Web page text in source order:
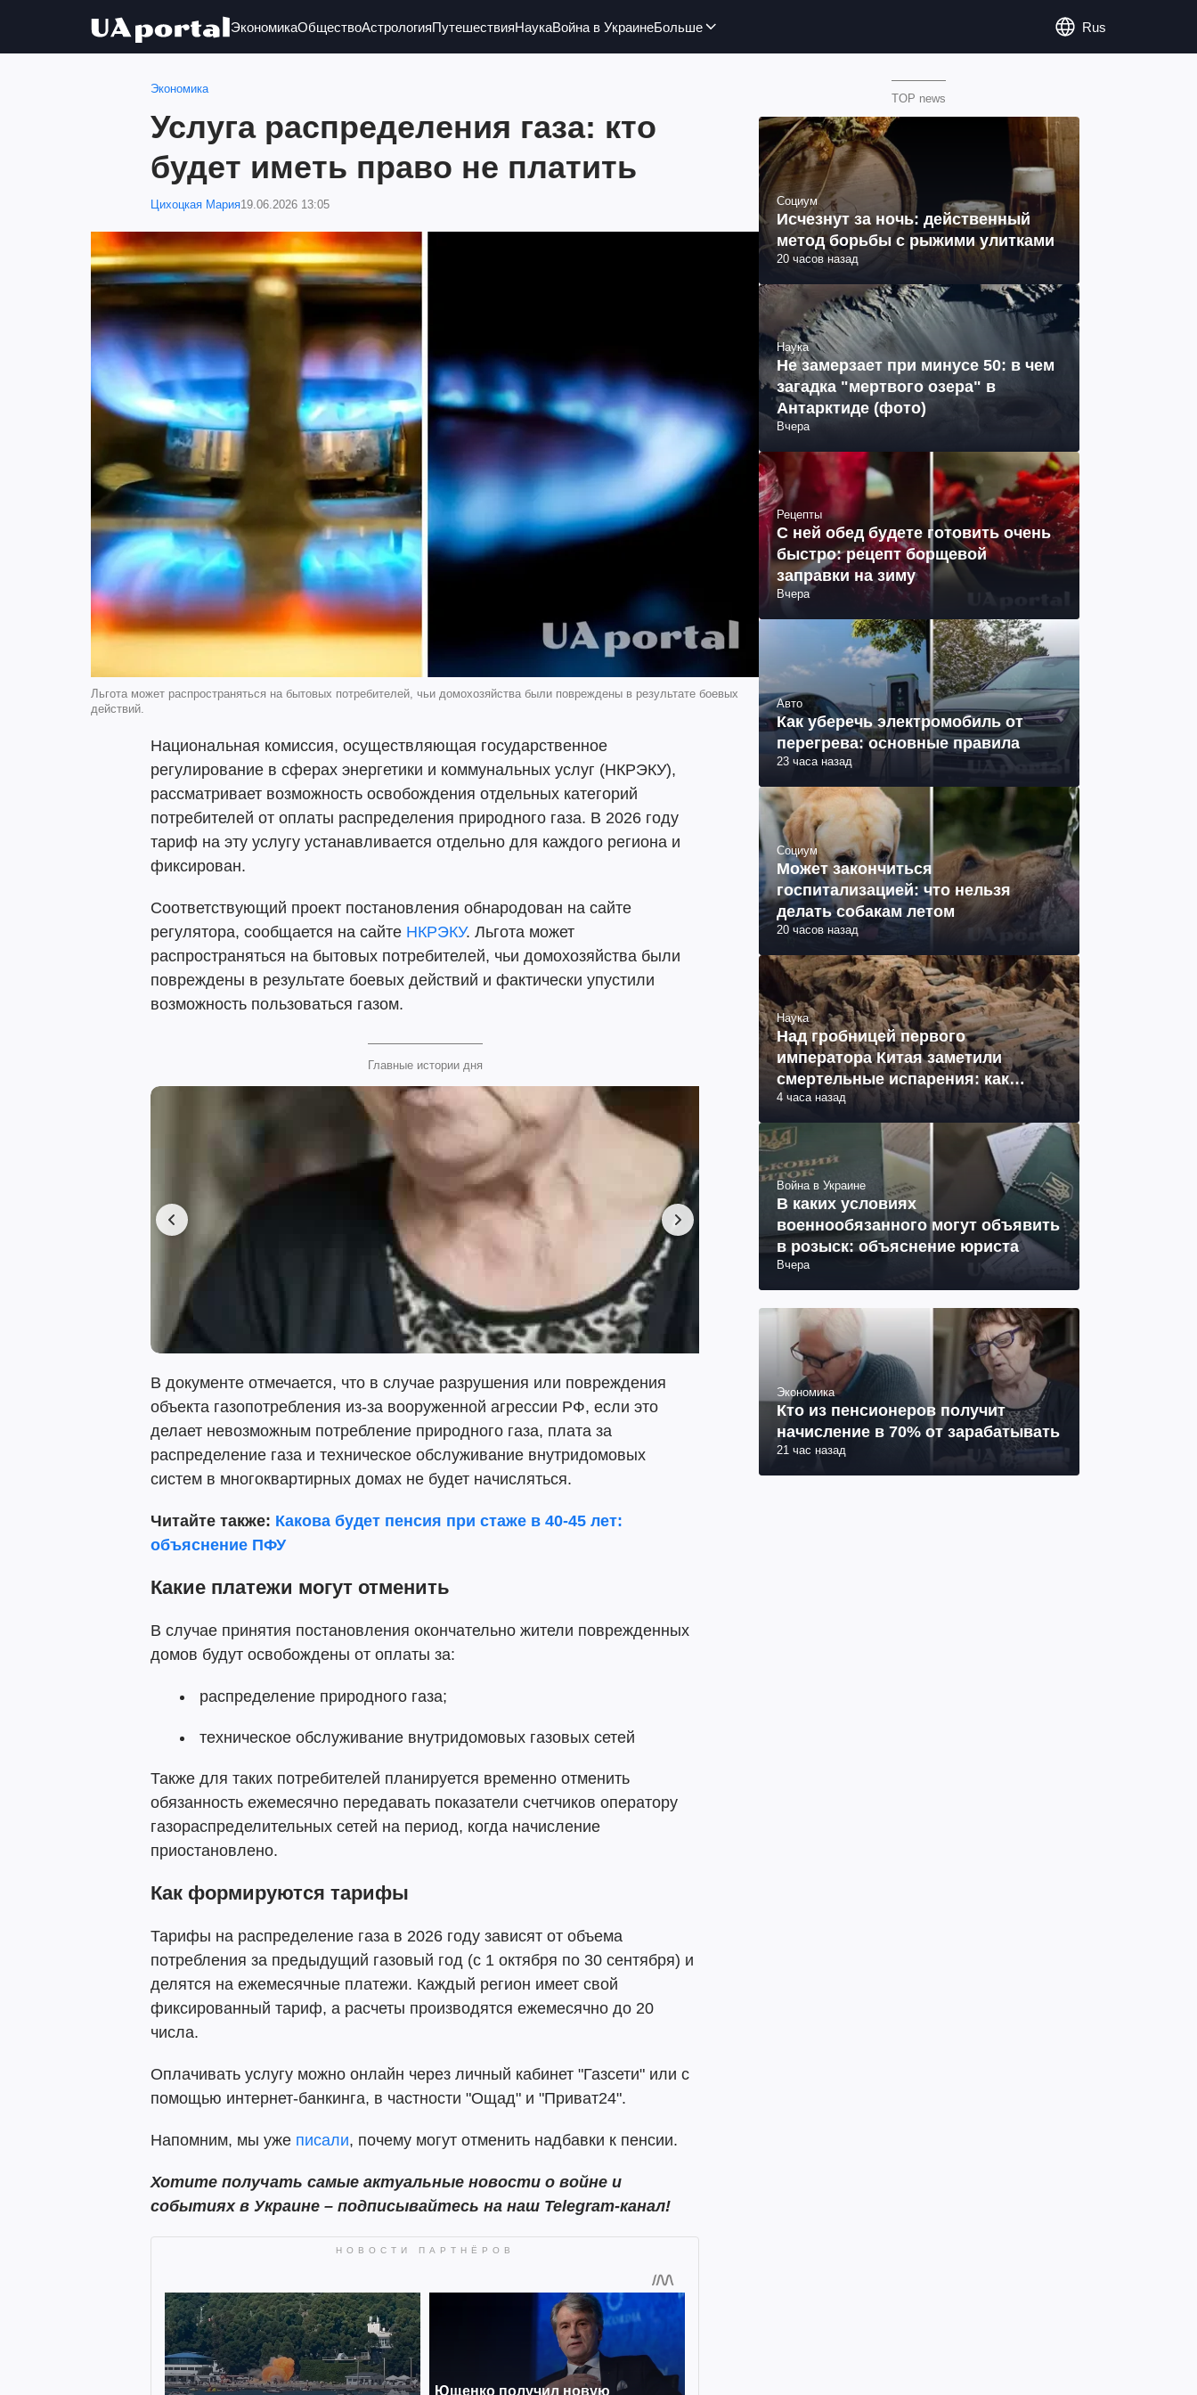
ЭкономикаОбществоАстрологияПутешествияНаукаВойна в УкраинеБольше Rus
Экономика
Услуга распределения газа: кто
будет иметь право не платить
Цихоцкая Мария19.06.2026 13:05
Льгота может распространяться на бытовых потребителей, чьи домохозяйства были повреждены в результате боевых
действий.
Национальная комиссия, осуществляющая государственное
регулирование в сферах энергетики и коммунальных услуг (НКРЭКУ),
рассматривает возможность освобождения отдельных категорий
потребителей от оплаты распределения природного газа. В 2026 году
тариф на эту услугу устанавливается отдельно для каждого региона и
фиксирован.
Соответствующий проект постановления обнародован на сайте
регулятора, сообщается на сайте НКРЭКУ. Льгота может
распространяться на бытовых потребителей, чьи домохозяйства были
повреждены в результате боевых действий и фактически упустили
возможность пользоваться газом.
Главные истории дня
В документе отмечается, что в случае разрушения или повреждения
объекта газопотребления из-за вооруженной агрессии РФ, если это
делает невозможным потребление природного газа, плата за
распределение газа и техническое обслуживание внутридомовых
систем в многоквартирных домах не будет начисляться.
Читайте также: Какова будет пенсия при стаже в 40-45 лет:
объяснение ПФУ
Какие платежи могут отменить
В случае принятия постановления окончательно жители поврежденных
домов будут освобождены от оплаты за:
распределение природного газа;
техническое обслуживание внутридомовых газовых сетей
Также для таких потребителей планируется временно отменить
обязанность ежемесячно передавать показатели счетчиков оператору
газораспределительных сетей на период, когда начисление
приостановлено.
Как формируются тарифы
Тарифы на распределение газа в 2026 году зависят от объема
потребления за предыдущий газовый год (с 1 октября по 30 сентября) и
делятся на ежемесячные платежи. Каждый регион имеет свой
фиксированный тариф, а расчеты производятся ежемесячно до 20
числа.
Оплачивать услугу можно онлайн через личный кабинет "Газсети" или с
помощью интернет-банкинга, в частности "Ощад" и "Приват24".
Напомним, мы уже писали, почему могут отменить надбавки к пенсии.
Хотите получать самые актуальные новости о войне и
событиях в Украине – подписывайтесь на наш Telegram-канал!
TOP news
Социум
Исчезнут за ночь: действенный
метод борьбы с рыжими улитками
20 часов назад
Наука
Не замерзает при минусе 50: в чем
загадка "мертвого озера" в
Антарктиде (фото)
Вчера
Рецепты
С ней обед будете готовить очень
быстро: рецепт борщевой
заправки на зиму
Вчера
Авто
Как уберечь электромобиль от
перегрева: основные правила
23 часа назад
Социум
Может закончиться
госпитализацией: что нельзя
делать собакам летом
20 часов назад
Наука
Над гробницей первого
императора Китая заметили
смертельные испарения: как
образовались (фото)
4 часа назад
Война в Украине
В каких условиях
военнообязанного могут объявить
в розыск: объяснение юриста
Вчера
Экономика
Кто из пенсионеров получит
начисление в 70% от зарабатывать
21 час назад